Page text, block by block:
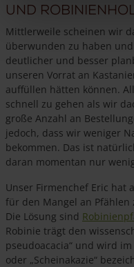
und
Mittlerweile scheinen wir
überwunden zu haben
deutlicher und besser
unseren Vorrat an
auffüllen hätten können.
schnell zu gehen als wir
große Anzahl an
jedoch, dass wir weniger
bekommen. Das ist
daran momentan nur
Unser Firmenchef Eric hat
für den Mangel an
Die Lösung sind
Robinie trägt den
pseudoacacia“ und wird im
oder „Scheinakazie“